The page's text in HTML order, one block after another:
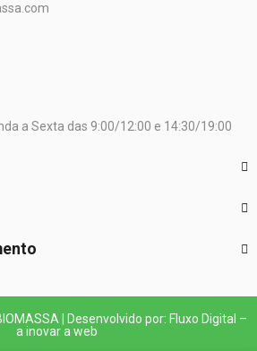
a Sexta das 9:00/12:00 e 14:30/19:00
| Desenvolvido por: Fluxo Digital –
a inovar a web